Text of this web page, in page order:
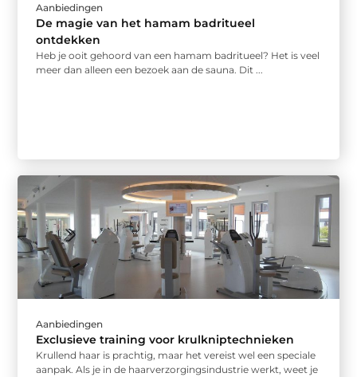
Aanbiedingen
De magie van het hamam badritueel
ontdekken
Heb je ooit gehoord van een hamam badritueel? Het is veel
meer dan alleen een bezoek aan de sauna. Dit ...
Aanbiedingen
Exclusieve training voor krulkniptechnieken
Krullend haar is prachtig, maar het vereist wel een speciale
aanpak. Als je in de haarverzorgingsindustrie werkt, weet je